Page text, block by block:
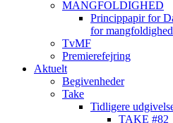
MANGFOLDIGHED
Princippapir for
for mangfoldighed
TvMF
Premierefejring
Aktuelt
Begivenheder
Take
Tidligere
TAKE #82